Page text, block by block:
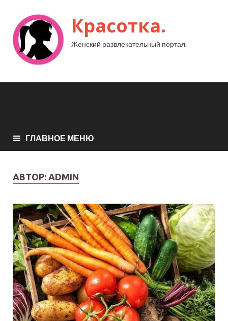
Красотка.
Женский развлекательный портал.
ГЛАВНОЕ МЕНЮ
АВТОР: ADMIN